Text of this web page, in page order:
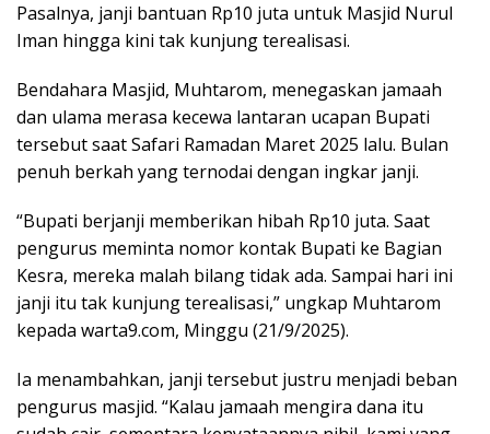
Pasalnya, janji bantuan Rp10 juta untuk Masjid Nurul
Iman hingga kini tak kunjung terealisasi.
Bendahara Masjid, Muhtarom, menegaskan jamaah
dan ulama merasa kecewa lantaran ucapan Bupati
tersebut saat Safari Ramadan Maret 2025 lalu. Bulan
penuh berkah yang ternodai dengan ingkar janji.
“Bupati berjanji memberikan hibah Rp10 juta. Saat
pengurus meminta nomor kontak Bupati ke Bagian
Kesra, mereka malah bilang tidak ada. Sampai hari ini
janji itu tak kunjung terealisasi,” ungkap Muhtarom
kepada warta9.com, Minggu (21/9/2025).
Ia menambahkan, janji tersebut justru menjadi beban
pengurus masjid. “Kalau jamaah mengira dana itu